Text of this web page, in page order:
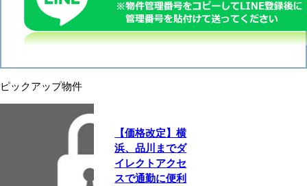
ピックアップ物件
【価格改定】横
浜、品川までダ
イレクトアクセ
スで通勤に便利